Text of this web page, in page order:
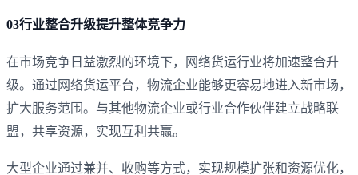
03行业整合升级提升整体竞争力
在市场竞争日益激烈的环境下，网络货运行业将加速整合升
级。通过网络货运平台，物流企业能够更容易地进入新市场，
扩大服务范围。与其他物流企业或行业合作伙伴建立战略联
盟，共享资源，实现互利共赢。
大型企业通过兼并、收购等方式，实现规模扩张和资源优化，